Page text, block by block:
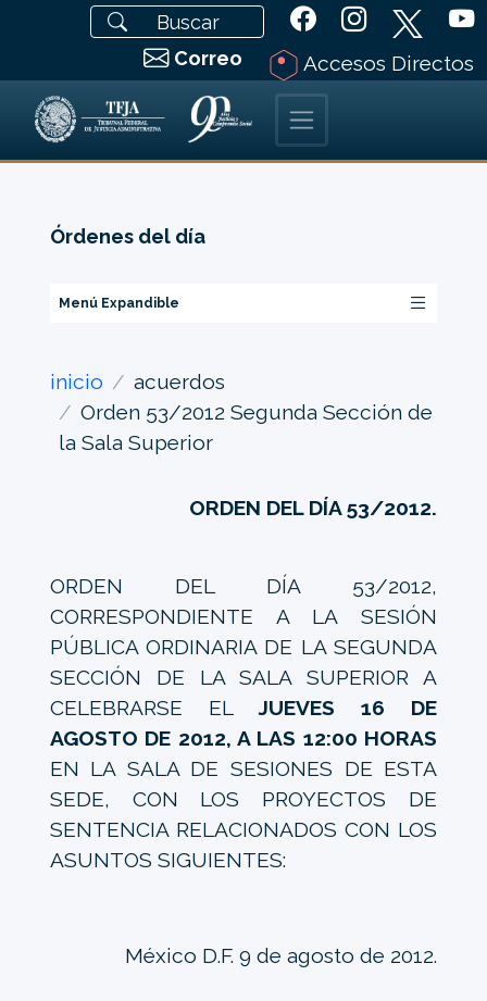
Correo Accesos Directos
Órdenes del día
Menú Expandible
inicio
acuerdos
Orden 53/2012 Segunda Sección de
la Sala Superior
ORDEN DEL DÍA53/2012.
ORDEN DEL DÍA 53/2012,
CORRESPONDIENTE A LA SESIÓN
PÚBLICA ORDINARIA DE LA SEGUNDA
SECCIÓN DE LA SALA SUPERIOR A
CELEBRARSE ELJUEVES 16 DE
AGOSTO DE 2012, A LAS 12:00 HORAS
EN LA SALA DE SESIONES DE ESTA
SEDE, CON LOS PROYECTOS DE
SENTENCIA RELACIONADOS CON LOS
ASUNTOS SIGUIENTES:
México D.F. 9 de agosto de 2012.